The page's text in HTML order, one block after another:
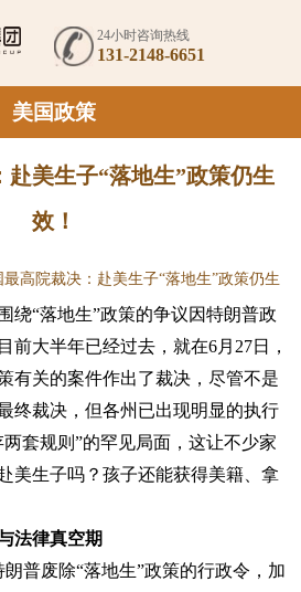
24小时咨询热线
131-2148-6651
美国政策
赴美生子“落地生”政策仍生
效！
最高院裁决：赴美生子“落地生”政策仍生
效！
“落地生”政策的争议因特朗普政
前大半年已经过去，就在6月27日，
有关的案件作出了裁决，尽管不是
终裁决，但各州已出现明显的执行
套规则”的罕见局面，这让不少家
美生子吗？孩子还能获得美籍、拿
法律真空期
普废除“落地生”政策的行政令，加